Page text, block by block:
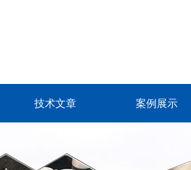
技术文章 案例展示